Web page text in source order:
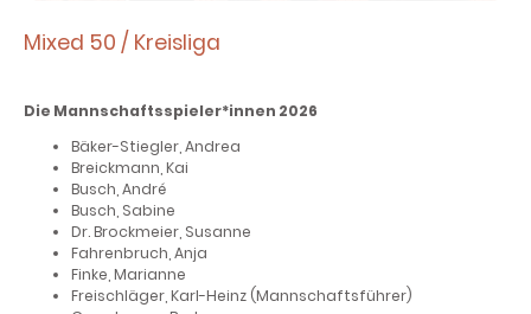
Mixed 50 / Kreisliga
Die Mannschaftsspieler*innen 2026
Bäker-Stiegler, Andrea
Breickmann, Kai
Busch, André
Busch, Sabine
Dr. Brockmeier, Susanne
Fahrenbruch, Anja
Finke, Marianne
Freischläger, Karl-Heinz (Mannschaftsführer)